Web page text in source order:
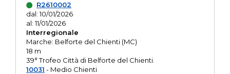
R2610002
dal: 10/01/2026
al: 11/01/2026
Interregionale
Marche: Belforte del Chienti (MC)
18 m
39° Trofeo Città di Belforte del Chienti.
10031 - Medio Chienti